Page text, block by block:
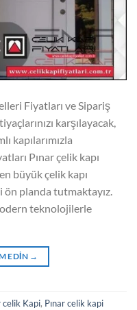
Fiyatları ve Sipariş
karşılayacak,
kapılarımızla
Pınar çelik kapı
büyük çelik kapı
planda tutmaktayız.
teknolojilerle
EDIN →
celik Kapi, Pınar celik kapi